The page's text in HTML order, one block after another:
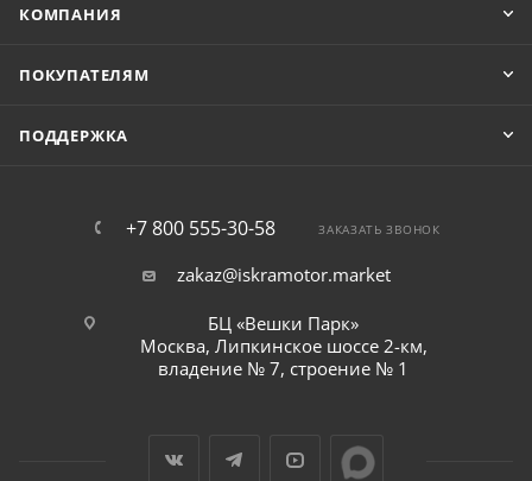
КОМПАНИЯ
ПОКУПАТЕЛЯМ
ПОДДЕРЖКА
+7 800 555-30-58 ЗАКАЗАТЬ ЗВОНОК
zakaz@iskramotor.market
БЦ «Вешки Парк»
Москва, Липкинское шоссе 2-км,
владение № 7, строение № 1